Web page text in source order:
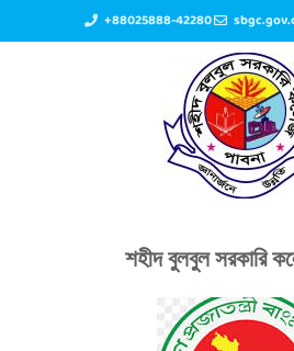
+88025888-42280
শহীদ বুলবুল সরকারি